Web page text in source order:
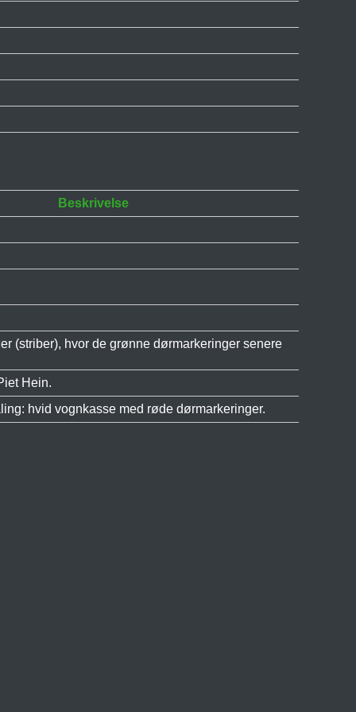
Beskrivelse
(striber), hvor de grønne dørmarkeringer senere
Hein.
hvid vognkasse med røde dørmarkeringer.